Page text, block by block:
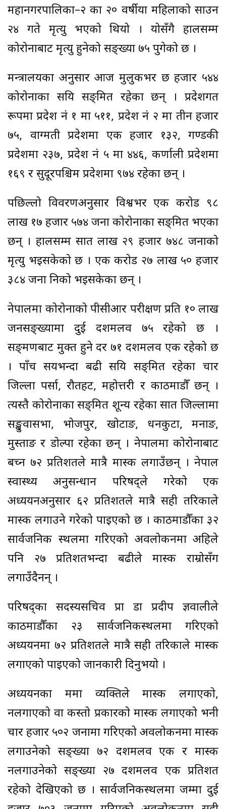
महानगरपालिका–२ का २० वर्षीया महिलाको साउन
२४ गते मृत्यु भएको थियो । योसँगै हालसम्म
कोरोनाबाट मृत्यु हुनेको सङ्ख्या ७५ पुगेको छ ।
मन्त्रालयका अनुसार आज मुलुकभर छ हजार ५४४
कोरोनाका सक्रिय सङ्क्रमित रहेका छन् । प्रदेशगत
रूपमा प्रदेश नं १ मा ५११, प्रदेश नं २ मा तीन हजार
७५, वाग्मती प्रदेशमा एक हजार १३२, गण्डकी
प्रदेशमा २३७, प्रदेश नं ५ मा ४४६, कर्णाली प्रदेशमा
१६९ र सुदूरपश्चिम प्रदेशमा ९७४ रहेका छन् ।
पछिल्लो विवरणअनुसार विश्वभर एक करोड ९८
लाख १७ हजार ५७४ जना कोरोनाका सङ्क्रमित भएका
छन् । हालसम्म सात लाख २९ हजार ७४८ जनाको
मृत्यु भइसकेको छ । एक करोड २७ लाख ५० हजार
३८४ जना निको भइसकेका छन् ।
नेपालमा कोरोनाको पीसीआर परीक्षण प्रति १० लाख
जनसङ्ख्यामा दुई दशमलव ७५ रहेको छ ।
सङ्क्रमणबाट मुक्त हुने दर ७१ दशमलव एक रहेको छ
। पाँच सयभन्दा बढी सक्रिय सङ्क्रमित रहेका चार
जिल्ला पर्सा, रौतहट, महोत्तरी र काठमाडौँ छन् ।
त्यस्तै कोरोनाका सङ्क्रमित शून्य रहेका सात जिल्लामा
सङ्खुवासभा, भोजपुर, खोटाङ, धनकुटा, मनाङ,
मुस्ताङ र डोल्पा रहेका छन् । नेपालमा कोरोनाबाट
बच्न ७२ प्रतिशतले मात्रै मास्क लगाउँछन् । नेपाल
स्वास्थ्य अनुसन्धान परिषद्ले गरेको एक
अध्ययनअनुसार ६२ प्रतिशतले मात्रै सही तरिकाले
मास्क लगाउने गरेको पाइएको छ । काठमाडौँका ३२
सार्वजनिक स्थलमा गरिएको अवलोकनमा अहिले
पनि २७ प्रतिशतभन्दा बढीले मास्क राम्रोसँग
लगाउँदैनन् ।
परिषद्का सदस्यसचिव प्रा डा प्रदीप ज्ञवालीले
काठमाडौँका २३ सार्वजनिकस्थलमा गरिएको
अध्ययनमा ७२ प्रतिशतले मात्रै सही तरिकाले मास्क
लगाएको पाइएको जानकारी दिनुभयो ।
अध्ययनका क्रममा व्यक्तिले मास्क लगाएको,
नलगाएको वा कस्तो प्रकारको मास्क लगाएको भनी
चार हजार ५०२ जनामा गरिएको अवलोकनमा मास्क
लगाउनेको सङ्ख्या ७२ दशमलव एक र मास्क
नलगाउनेको सङ्ख्या २७ दशमलव एक प्रतिशत
रहेको देखिएको छ । सार्वजनिकस्थलमा जम्मा दुई